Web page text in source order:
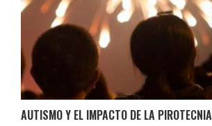
AUTISMO Y EL IMPACTO DE LA PIROTECNIA